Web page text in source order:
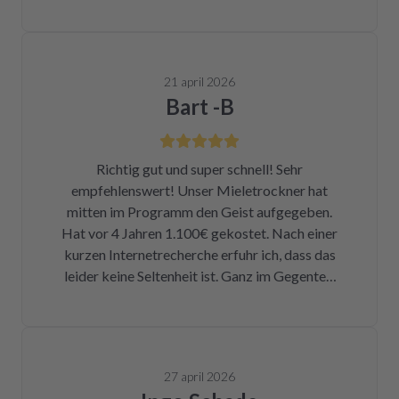
21 april 2026
Bart -B
Richtig gut und super schnell! Sehr
empfehlenswert! Unser Mieletrockner hat
mitten im Programm den Geist aufgegeben.
Hat vor 4 Jahren 1.100€ gekostet. Nach einer
kurzen Internetrecherche erfuhr ich, dass das
leider keine Seltenheit ist. Ganz im Gegenteil.
Modell und Fehler eingegeben und dann hatte
27 april 2026